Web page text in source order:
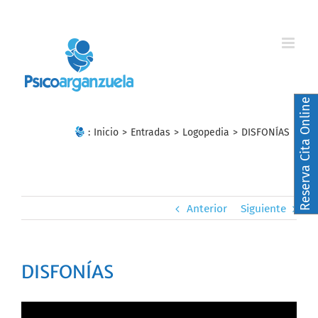
: Inicio > Entradas > Logopedia > DISFONÍAS
Anterior Siguiente
DISFONÍAS
Reserva Cita Online